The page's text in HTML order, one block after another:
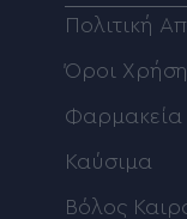
Πολιτική
Όροι
Φαρμακεία
Καύσιμα
Βόλος